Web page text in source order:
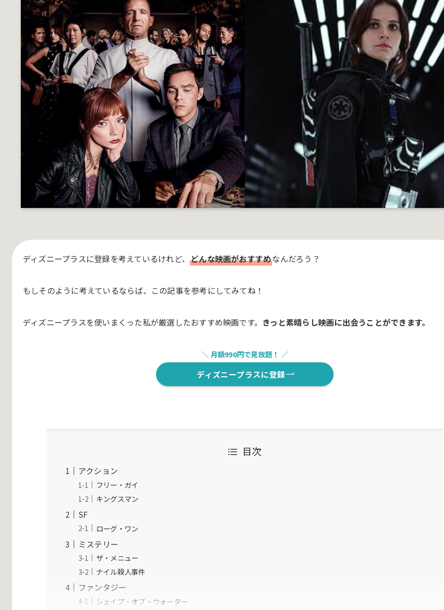
ディズニープラスに登録を考えているけれど、どんな映画がおすすめなんだろう？
もしそのように考えているならば、この記事を参考にしてみてね！
ディズニープラスを使いまくった私が厳選したおすすめ映画です。 きっと素晴らし映画に出会うことができます。
＼ 月額990円で見放題！ ／
ディズニープラスに登録
目次
アクション
フリー・ガイ
キングスマン
SF
ローグ・ワン
ミステリー
ザ・メニュー
ナイル殺人事件
ファンタジー
シェイプ・オブ・ウォーター